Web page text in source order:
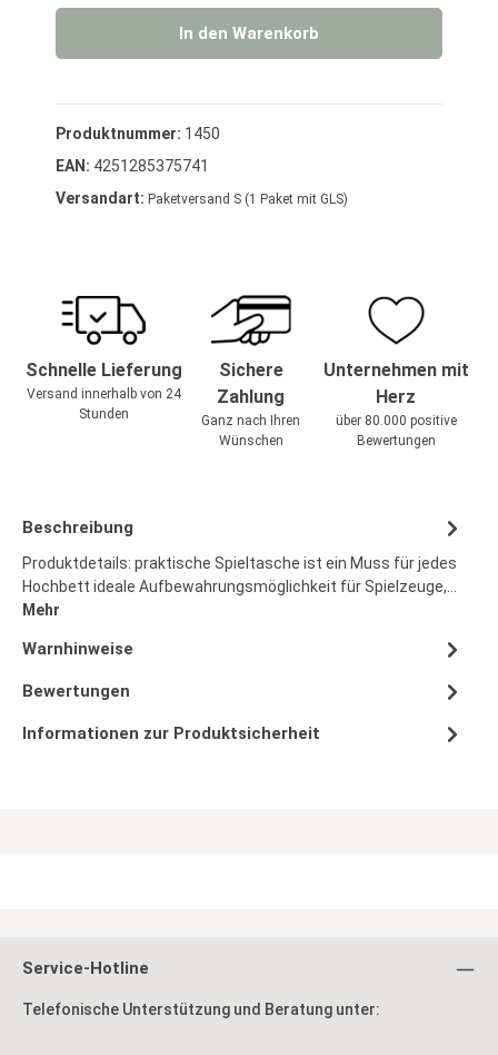
In den Warenkorb
Produktnummer: 1450
EAN: 4251285375741
Versandart:
Paketversand S (1 Paket mit GLS)
Schnelle Lieferung
Versand innerhalb von 24
Stunden
Sichere
Zahlung
Ganz nach Ihren
Wünschen
Unternehmen mit
Herz
über 80.000 positive
Bewertungen
Beschreibung
Produktdetails: praktische Spieltasche ist ein Muss für jedes
Hochbett ideale Aufbewahrungsmöglichkeit für Spielzeuge,…
Mehr
Warnhinweise
Bewertungen
Informationen zur Produktsicherheit
Service-Hotline
Telefonische Unterstützung und Beratung unter: